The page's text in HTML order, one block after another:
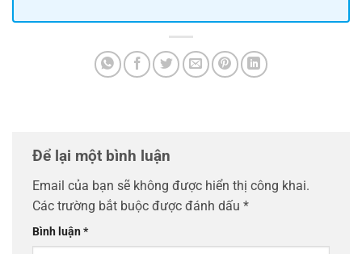
Để lại một bình luận
Email của bạn sẽ không được hiển thị công khai.
Các trường bắt buộc được đánh dấu *
Bình luận*